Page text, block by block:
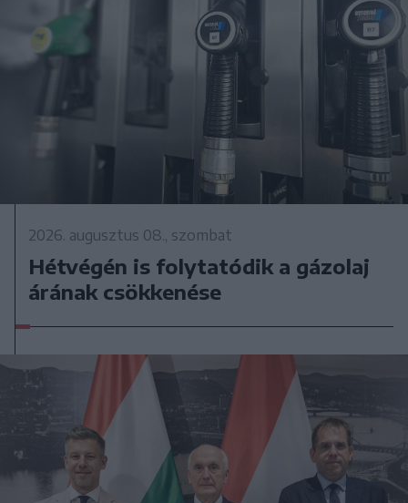
2026. augusztus 08., szombat
Hétvégén is folytatódik a gázolaj
árának csökkenése